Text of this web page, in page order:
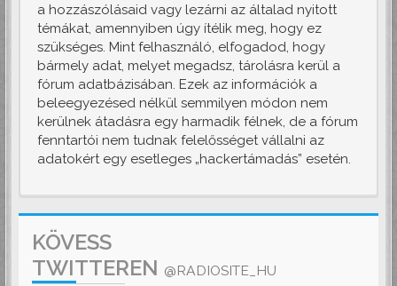
a hozzászólásaid vagy lezárni az általad nyitott
témákat, amennyiben úgy ítélik meg, hogy ez
szükséges. Mint felhasználó, elfogadod, hogy
bármely adat, melyet megadsz, tárolásra kerül a
fórum adatbázisában. Ezek az információk a
beleegyezésed nélkül semmilyen módon nem
kerülnek átadásra egy harmadik félnek, de a fórum
fenntartói nem tudnak felelősséget vállalni az
adatokért egy esetleges „hackertámadás” esetén.
KÖVESS
TWITTEREN @RADIOSITE_HU